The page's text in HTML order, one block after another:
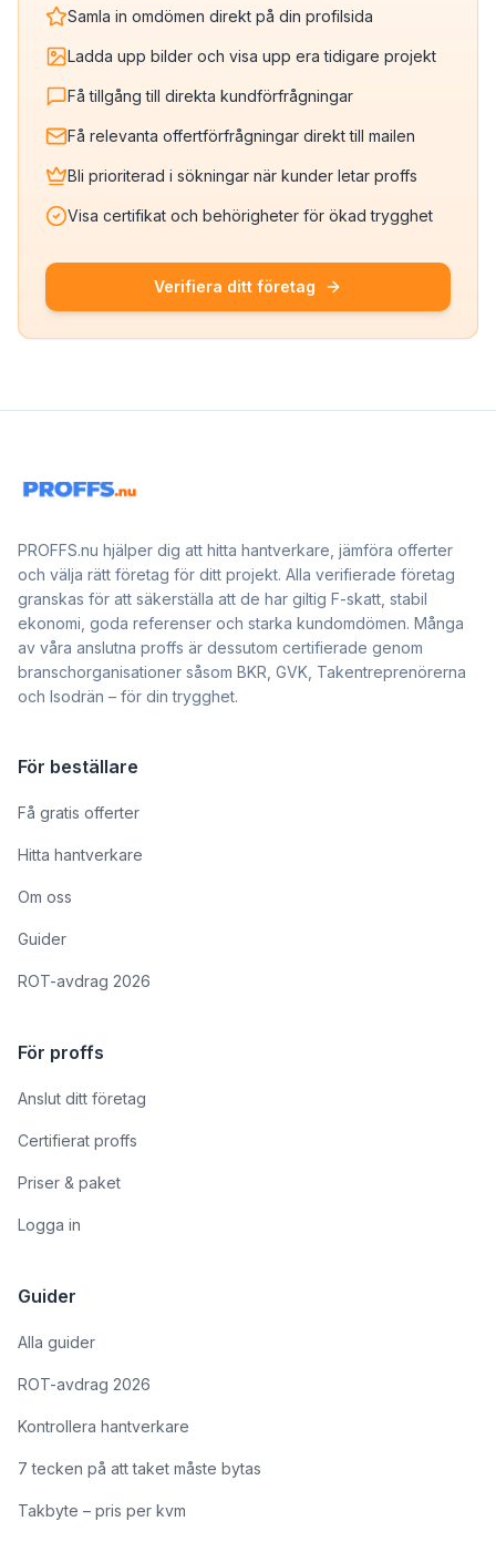
Samla in omdömen direkt på din profilsida
Ladda upp bilder och visa upp era tidigare projekt
Få tillgång till direkta kundförfrågningar
Få relevanta offertförfrågningar direkt till mailen
Bli prioriterad i sökningar när kunder letar proffs
Visa certifikat och behörigheter för ökad trygghet
Verifiera ditt företag
PROFFS.nu hjälper dig att hitta hantverkare, jämföra offerter
och välja rätt företag för ditt projekt. Alla verifierade företag
granskas för att säkerställa att de har giltig F-skatt, stabil
ekonomi, goda referenser och starka kundomdömen. Många
av våra anslutna proffs är dessutom certifierade genom
branschorganisationer såsom BKR, GVK, Takentreprenörerna
och Isodrän – för din trygghet.
För beställare
Få gratis offerter
Hitta hantverkare
Om oss
Guider
ROT-avdrag 2026
För proffs
Anslut ditt företag
Certifierat proffs
Priser & paket
Logga in
Guider
Alla guider
ROT-avdrag 2026
Kontrollera hantverkare
7 tecken på att taket måste bytas
Takbyte – pris per kvm